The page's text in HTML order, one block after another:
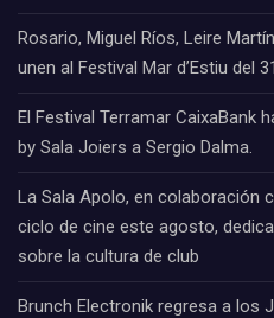
Rosario, Miguel Ríos, Leire
unen al Festival Mar d’Estiu del
El Festival Terramar CaixaBank
by Sala Joiers a Sergio Dalma.
La Sala Apolo, en colaboración
ciclo de cine este agosto,
sobre la cultura de club
Brunch Electronik regresa a los